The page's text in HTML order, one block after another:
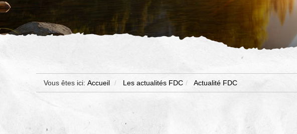
Vous êtes ici: Accueil Les actualités FDC Actualité FDC